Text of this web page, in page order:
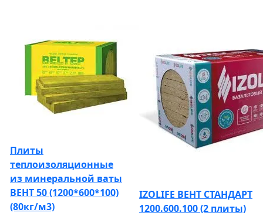
Плиты
теплоизоляционные
из минеральной ваты
ВЕНТ 50 (1200*600*100)
(80кг/м3)
IZOLIFE ВЕНТ СТАНДАРТ
1200.600.100 (2 плиты)